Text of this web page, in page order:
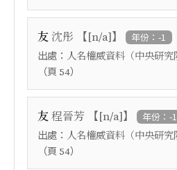
友 沈彤 【[n/a]】 年份：-1
出處： 人名權威資料（中央研究
（頁 54）
友程晉芳 【[n/a]】 年份：-1
出處： 人名權威資料（中央研究
（頁 54）